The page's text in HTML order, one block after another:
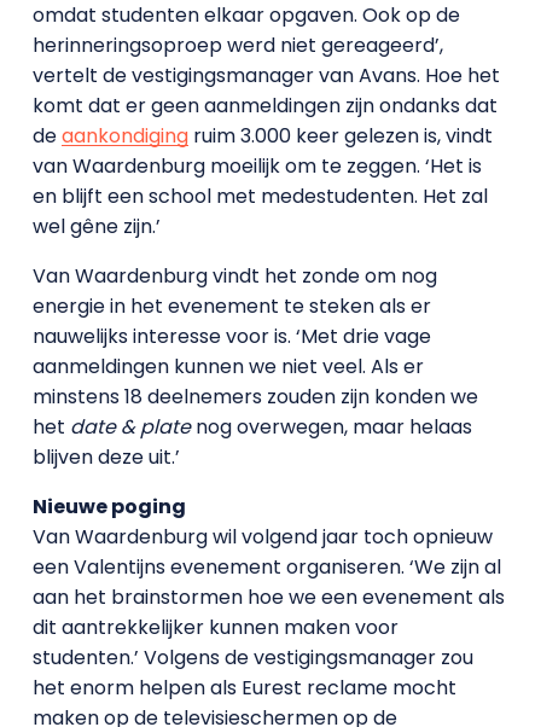
omdat studenten elkaar opgaven. Ook op de
herinneringsoproep werd niet gereageerd’,
vertelt de vestigingsmanager van Avans. Hoe het
komt dat er geen aanmeldingen zijn ondanks dat
deaankondigingruim 3.000 keer gelezen is, vindt
van Waardenburg moeilijk om te zeggen. ‘Het is
en blijft een school met medestudenten. Het zal
wel gêne zijn.’
Van Waardenburg vindt het zonde om nog
energie in het evenement te steken als er
nauwelijks interesse voor is. ‘Met drie vage
aanmeldingen kunnen we niet veel. Als er
minstens 18 deelnemers zouden zijn konden we
het date & platenog overwegen, maar helaas
blijven deze uit.’
Nieuwe poging
Van Waardenburg wil volgend jaar toch opnieuw
een Valentijns evenement organiseren. ‘We zijn al
aan het brainstormen hoe we een evenement als
dit aantrekkelijker kunnen maken voor
studenten.’ Volgens de vestigingsmanager zou
het enorm helpen als Eurest reclame mocht
maken op de televisieschermen op de